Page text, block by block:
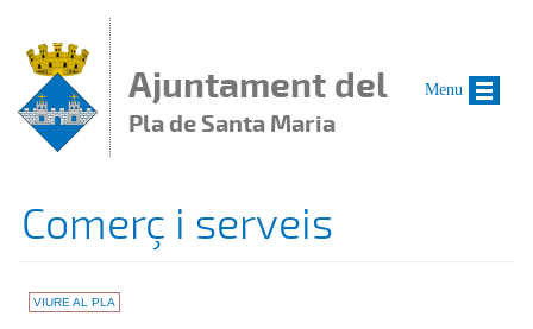
Ajuntament del
Pla de Santa Maria
Comerç i serveis
VIURE AL PLA
Menu